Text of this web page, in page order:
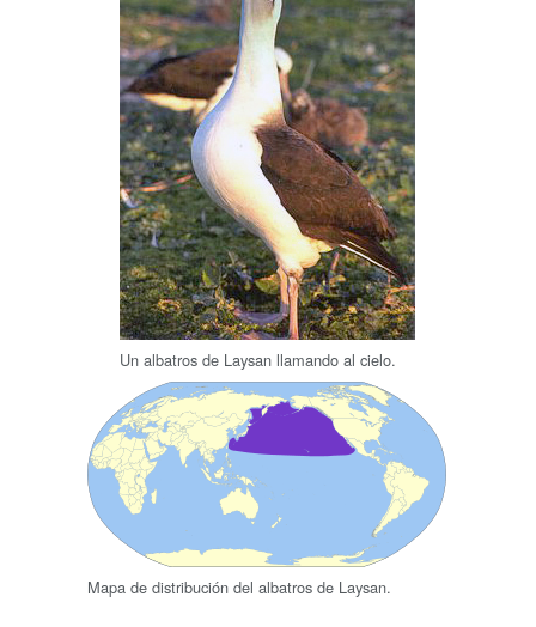
Un albatros de Laysan llamando al cielo.
Mapa de distribución del albatros de Laysan.